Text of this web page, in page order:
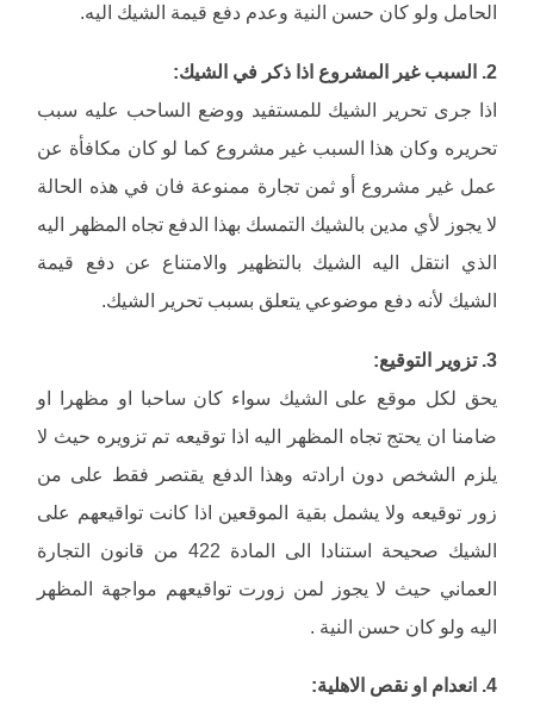
الحامل ولو كان حسن النية وعدم دفع قيمة الشيك اليه.
2. السبب غير المشروع اذا ذكر في الشيك:
اذا جرى تحرير الشيك للمستفيد ووضع الساحب عليه سبب
تحريره وكان هذا السبب غير مشروع كما لو كان مكافأة عن
عمل غير مشروع أو ثمن تجارة ممنوعة فان في هذه الحالة
لا يجوز لأي مدين بالشيك التمسك بهذا الدفع تجاه المظهر اليه
الذي انتقل اليه الشيك بالتظهير والامتناع عن دفع قيمة
الشيك لأنه دفع موضوعي يتعلق بسبب تحرير الشيك.
3. تزوير التوقيع:
يحق لكل موقع على الشيك سواء كان ساحبا او مظهرا او
ضامنا ان يحتج تجاه المظهر اليه اذا توقيعه تم تزويره حيث لا
يلزم الشخص دون ارادته وهذا الدفع يقتصر فقط على من
زور توقيعه ولا يشمل بقية الموقعين اذا كانت تواقيعهم على
الشيك صحيحة استنادا الى المادة 422 من قانون التجارة
العماني حيث لا يجوز لمن زورت تواقيعهم مواجهة المظهر
اليه ولو كان حسن النية .
4. انعدام او نقص الاهلية: